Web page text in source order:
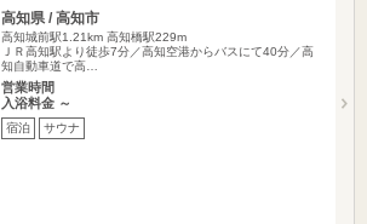
高知県 / 高知市
高知城前駅1.21km 高知橋駅229m
ＪＲ高知駅より徒歩7分／高知空港からバスにて40分／高
知自動車道で高…
営業時間
入浴料金 ～
宿泊 サウナ